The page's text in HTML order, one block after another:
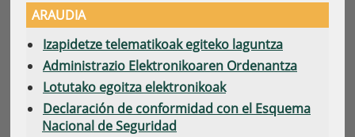
ARAUDIA
Izapidetze telematikoak egiteko laguntza
Administrazio Elektronikoaren Ordenantza
Lotutako egoitza elektronikoak
Declaración de conformidad con el Esquema
Nacional de Seguridad